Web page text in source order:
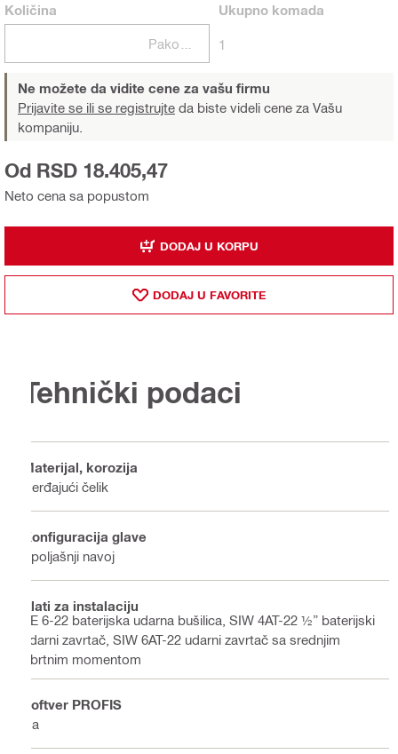
Količina Ukupnokomada
1
Ne možete da vidite cene za vašu firmu
Prijavite se ili se registrujte da biste videli cene za Vašu
kompaniju.
Neto cena sa popustom
Od RSD 18.405,47
DODAJ U KORPU
DODAJ U FAVORITE
Tehnički podaci
Materijal, korozija
Nerđajući čelik
Konfiguracija glave
Spoljašnji navoj
Alati za instalaciju
TE 6-22 baterijska udarna bušilica, SIW 4AT-22 ½” baterijski
udarni zavrtač, SIW 6AT-22 udarni zavrtač sa srednjim
obrtnim momentom
Softver PROFIS
Da